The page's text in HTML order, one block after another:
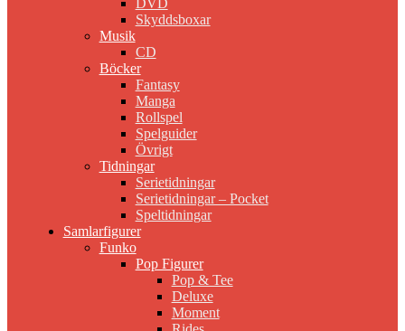
DVD
Skyddsboxar
Musik
CD
Böcker
Fantasy
Manga
Rollspel
Spelguider
Övrigt
Tidningar
Serietidningar
Serietidningar – Pocket
Speltidningar
Samlarfigurer
Funko
Pop Figurer
Pop & Tee
Deluxe
Moment